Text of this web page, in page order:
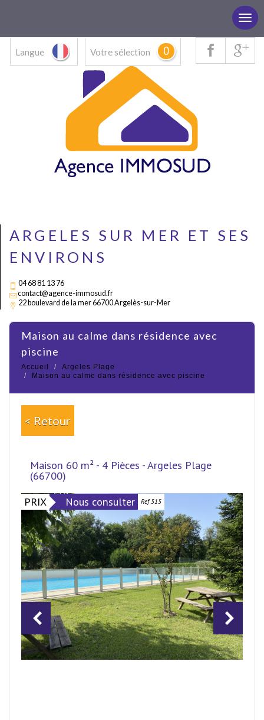
Langue Votre sélection 0
ARGELES SUR MER ET SES
ENVIRONS
04 68 81 13 76
contact@agence-immosud.fr
22 boulevard de la mer 66700 Argelès-sur-Mer
maison au calme dans résidence avec
piscine
Accueil
Argeles Plage
Maison au calme dans résidence avec piscine
< Retour
Maison 60 m² - 4 Pièces - Argeles Plage
(66700)
PRIX
Nous consulter Ref 515